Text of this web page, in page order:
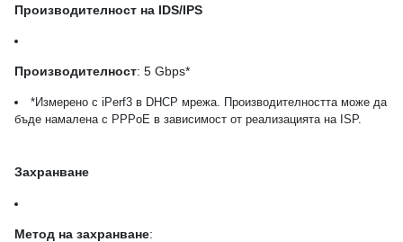
Производителност на IDS/IPS
Производителност: 5 Gbps*
*Измерено с iPerf3 в DHCP мрежа. Производителността може да
бъде намалена с PPPoE в зависимост от реализацията на ISP.
Захранване
Метод на захранване: